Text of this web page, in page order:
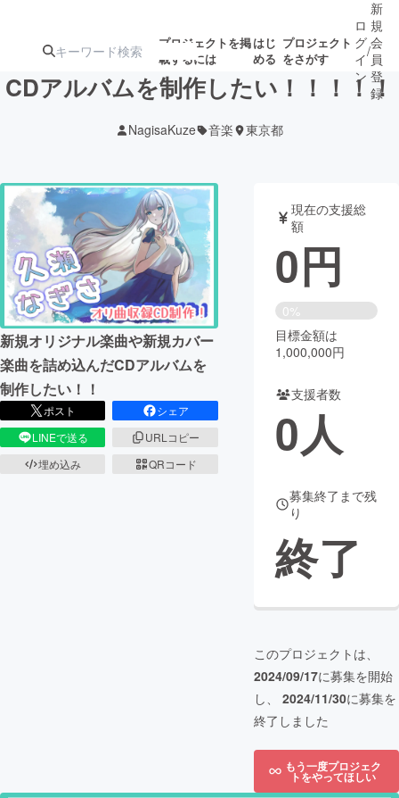
プロジェクトを掲
載するには
はじ
める
プロジェクト
をさがす
アート・写真
テクノロジー・ガジェット ゲーム・サ
映像・映画 書籍・雑誌
ビジネス・起業 チャレンジ
まちづくり・地域活性化
CAMPFIRE Creation
コミュニティ
ロ
グ
イ
ン
/
新
規
会
員
登
録
CDアルバムを制作したい！！！！！
NagisaKuze 音楽 東京都
新規オリジナル楽曲や新規カバー
楽曲を詰め込んだCDアルバムを
制作したい！！
ポスト
シェア
LINEで送る
URLコピー
埋め込み
QRコード
現在の支援総
額
0円
0%
目標金額は
1,000,000円
支援者数
0人
募集終了まで残
り
終了
このプロジェクトは、
2024/09/17に募集を開始
し、 2024/11/30に募集を
終了しました
もう一度プロジェク
トをやってほしい